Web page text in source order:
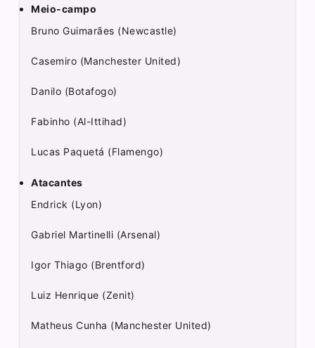
Meio-campo
Bruno Guimarães (Newcastle)
Casemiro (Manchester United)
Danilo (Botafogo)
Fabinho (Al-Ittihad)
Lucas Paquetá (Flamengo)
Atacantes
Endrick (Lyon)
Gabriel Martinelli (Arsenal)
Igor Thiago (Brentford)
Luiz Henrique (Zenit)
Matheus Cunha (Manchester United)